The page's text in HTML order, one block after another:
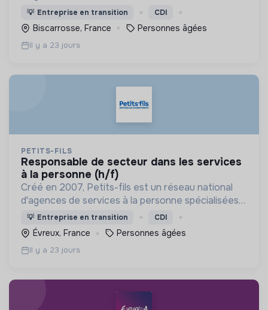
dans l'aide à domicile pour les personnes âgées.
💡 Entreprise en transition CDI
Biscarrosse, France Personnes âgées
Il y a 23 jours
PETITS-FILS
responsable de secteur dans les services
à la personne (h/f)
Créé en 2007, Petits-fils est un réseau national
d'agences de services à la personne spécialisées
dans l'aide à domicile pour les personnes âgées.
💡 Entreprise en transition CDI
Évreux, France Personnes âgées
Il y a 23 jours